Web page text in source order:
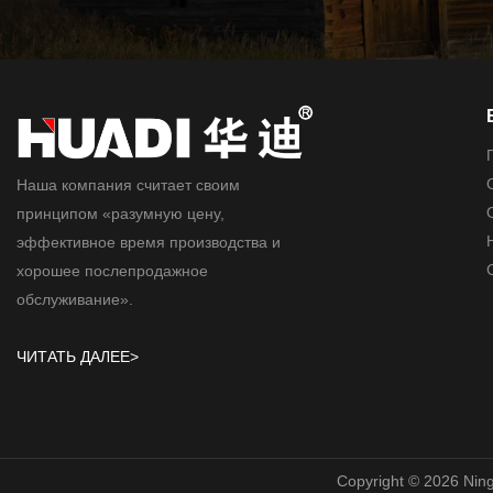
Наша компания считает своим
принципом «разумную цену,
эффективное время производства и
хорошее послепродажное
обслуживание».
ЧИТАТЬ ДАЛЕЕ>
Copyright © 2026